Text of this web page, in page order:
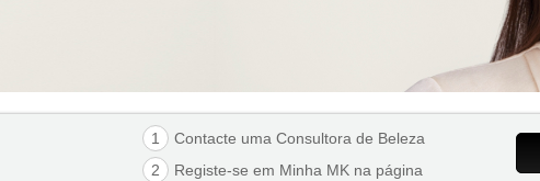
1
Contacte uma Consultora de Beleza
2
Registe-se em Minha MK na página